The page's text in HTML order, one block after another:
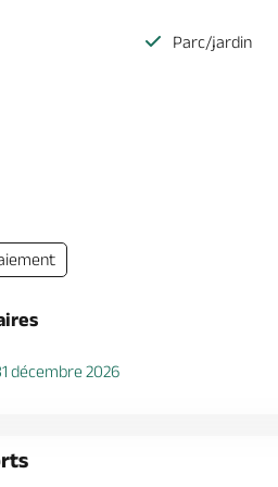
Parc/jardin
décembre 2026